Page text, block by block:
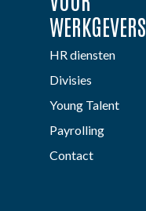
WERKGEVERS
HR diensten
Divisies
Young Talent
Payrolling
Contact